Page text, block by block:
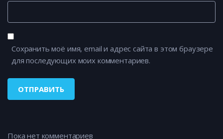
Сохранить моё имя, email и адрес сайта в этом браузере
для последующих моих комментариев.
Пока нет комментариев